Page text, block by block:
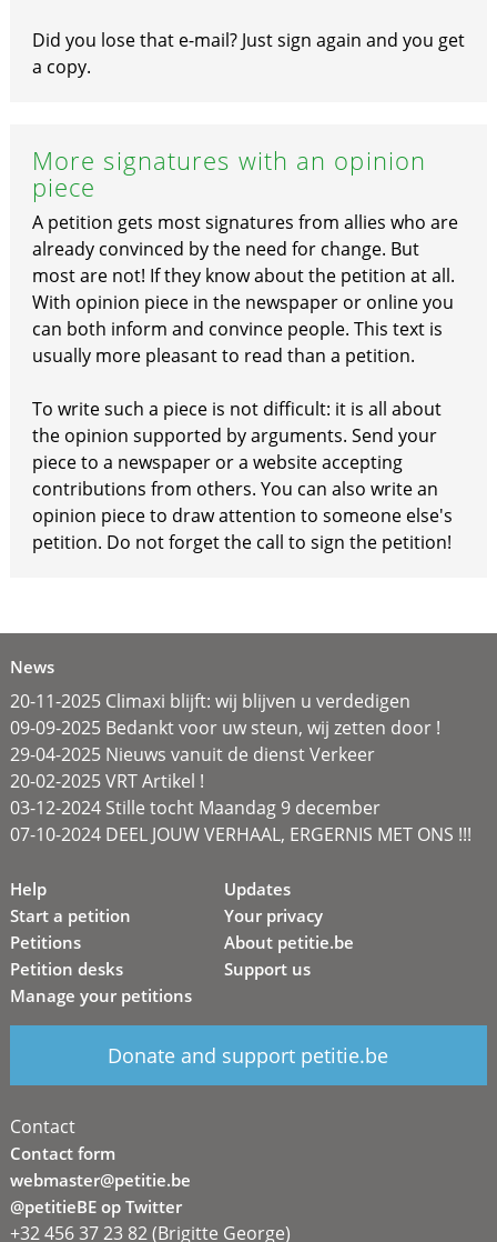
Did you lose that e-mail? Just sign again and you get
a copy.
More signatures with an opinion
piece
A petition gets most signatures from allies who are
already convinced by the need for change. But
most are not! If they know about the petition at all.
With opinion piece in the newspaper or online you
can both inform and convince people. This text is
usually more pleasant to read than a petition.
To write such a piece is not difficult: it is all about
the opinion supported by arguments. Send your
piece to a newspaper or a website accepting
contributions from others. You can also write an
opinion piece to draw attention to someone else's
petition. Do not forget the call to sign the petition!
News
20-11-2025 Climaxi blijft: wij blijven u verdedigen
09-09-2025 Bedankt voor uw steun, wij zetten door !
29-04-2025 Nieuws vanuit de dienst Verkeer
20-02-2025 VRT Artikel !
03-12-2024 Stille tocht Maandag 9 december
07-10-2024 DEEL JOUW VERHAAL, ERGERNIS MET ONS !!!
Help
Start a petition
Petitions
Petition desks
Manage your petitions
Updates
Your privacy
About petitie.be
Support us
Donate and support petitie.be
Contact
Contact form
webmaster@petitie.be
@petitieBE op Twitter
+32 456 37 23 82 (Brigitte George)